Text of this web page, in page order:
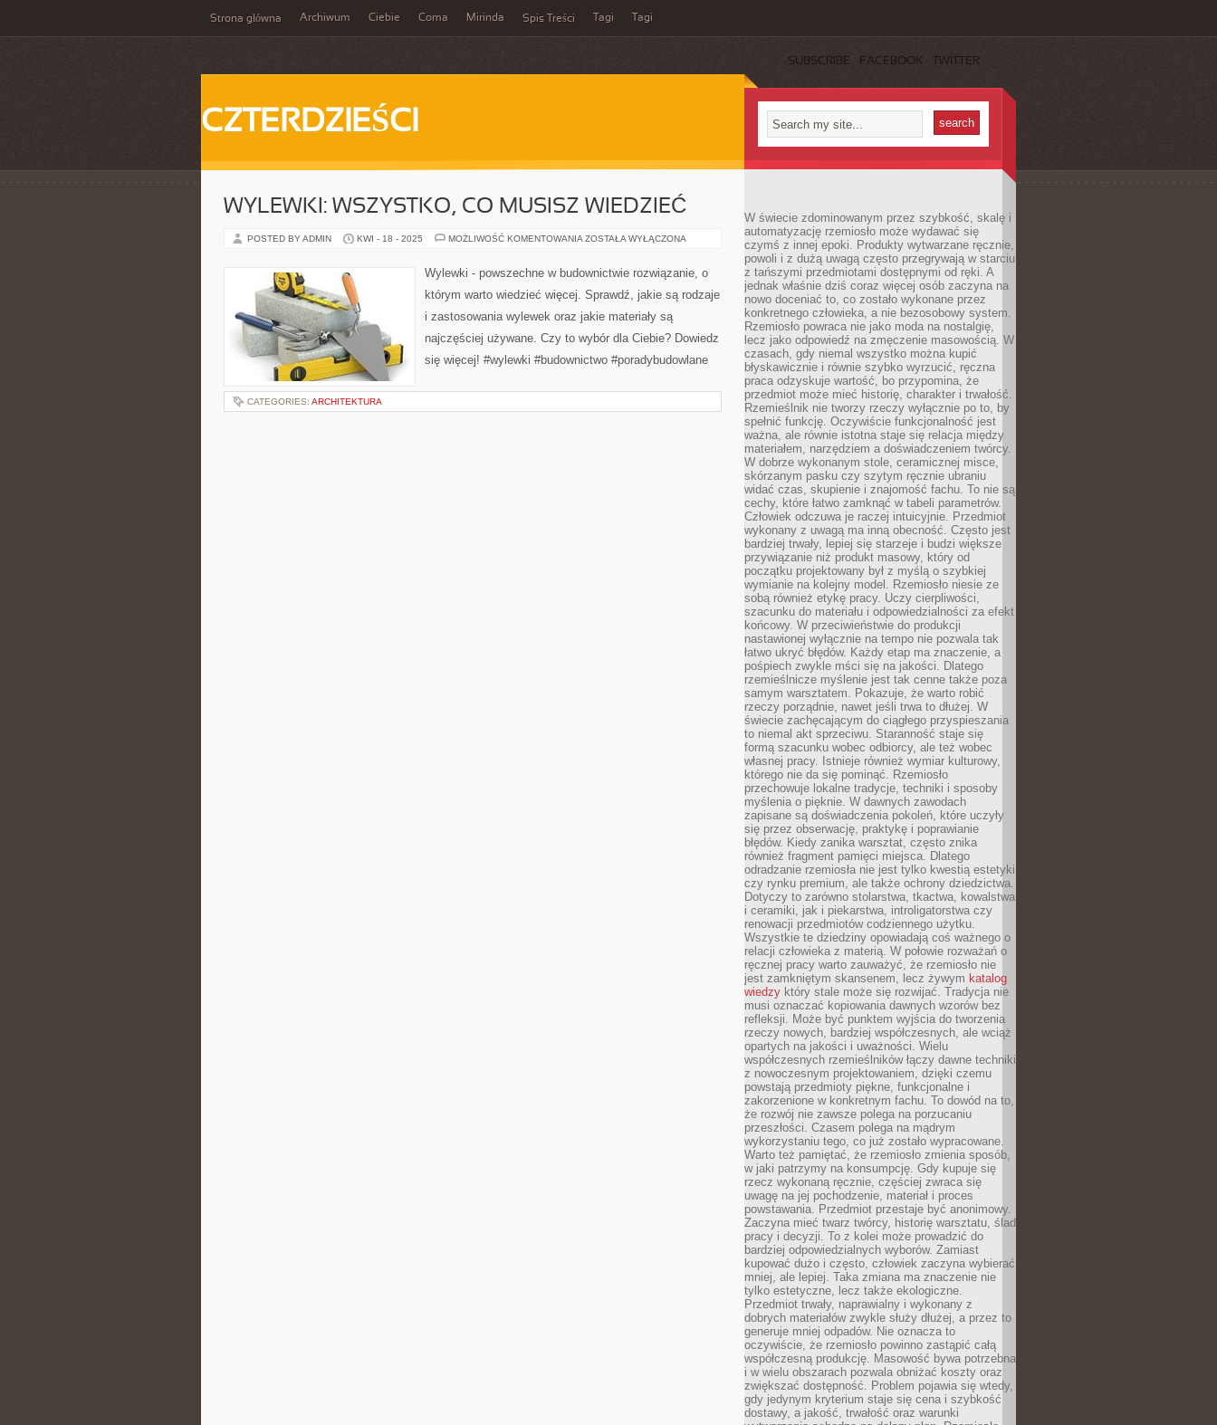
Strona główna Archiwum Ciebie Coma Mirinda Spis Treści Tagi Tagi
SUBSCRIBE FACEBOOK TWITTER
CZTERDZIEŚCI
WYLEWKI: WSZYSTKO, CO MUSISZ WIEDZIEĆ
POSTED BY ADMIN KWI - 18 - 2025 MOŻLIWOŚĆ KOMENTOWANIA WYLEWKI:
MUSISZ
WIEDZIEĆ
ZOSTAŁA WYŁĄCZONA
Wylewki - powszechne w budownictwie rozwiązanie, o
którym warto wiedzieć więcej. Sprawdź, jakie są rodzaje
i zastosowania wylewek oraz jakie materiały są
najczęściej używane. Czy to wybór dla Ciebie? Dowiedz
się więcej! #wylewki #budownictwo #poradybudowlane
CATEGORIES: ARCHITEKTURA
W świecie zdominowanym przez szybkość, skalę i
automatyzację rzemiosło może wydawać się
czymś z innej epoki. Produkty wytwarzane ręcznie,
powoli i z dużą uwagą często przegrywają w starciu
z tańszymi przedmiotami dostępnymi od ręki. A
jednak właśnie dziś coraz więcej osób zaczyna na
nowo doceniać to, co zostało wykonane przez
konkretnego człowieka, a nie bezosobowy system.
Rzemiosło powraca nie jako moda na nostalgię,
lecz jako odpowiedź na zmęczenie masowością. W
czasach, gdy niemal wszystko można kupić
błyskawicznie i równie szybko wyrzucić, ręczna
praca odzyskuje wartość, bo przypomina, że
przedmiot może mieć historię, charakter i trwałość.
Rzemieślnik nie tworzy rzeczy wyłącznie po to, by
spełnić funkcję. Oczywiście funkcjonalność jest
ważna, ale równie istotna staje się relacja między
materiałem, narzędziem a doświadczeniem twórcy.
W dobrze wykonanym stole, ceramicznej misce,
skórzanym pasku czy szytym ręcznie ubraniu
widać czas, skupienie i znajomość fachu. To nie są
cechy, które łatwo zamknąć w tabeli parametrów.
Człowiek odczuwa je raczej intuicyjnie. Przedmiot
wykonany z uwagą ma inną obecność. Często jest
bardziej trwały, lepiej się starzeje i budzi większe
przywiązanie niż produkt masowy, który od
początku projektowany był z myślą o szybkiej
wymianie na kolejny model. Rzemiosło niesie ze
sobą również etykę pracy. Uczy cierpliwości,
szacunku do materiału i odpowiedzialności za efekt
końcowy. W przeciwieństwie do produkcji
nastawionej wyłącznie na tempo nie pozwala tak
łatwo ukryć błędów. Każdy etap ma znaczenie, a
pośpiech zwykle mści się na jakości. Dlatego
rzemieślnicze myślenie jest tak cenne także poza
samym warsztatem. Pokazuje, że warto robić
rzeczy porządnie, nawet jeśli trwa to dłużej. W
świecie zachęcającym do ciągłego przyspieszania
to niemal akt sprzeciwu. Staranność staje się
formą szacunku wobec odbiorcy, ale też wobec
własnej pracy. Istnieje również wymiar kulturowy,
którego nie da się pominąć. Rzemiosło
przechowuje lokalne tradycje, techniki i sposoby
myślenia o pięknie. W dawnych zawodach
zapisane są doświadczenia pokoleń, które uczyły
się przez obserwację, praktykę i poprawianie
błędów. Kiedy zanika warsztat, często znika
również fragment pamięci miejsca. Dlatego
odradzanie rzemiosła nie jest tylko kwestią estetyki
czy rynku premium, ale także ochrony dziedzictwa.
Dotyczy to zarówno stolarstwa, tkactwa, kowalstwa
i ceramiki, jak i piekarstwa, introligatorstwa czy
renowacji przedmiotów codziennego użytku.
Wszystkie te dziedziny opowiadają coś ważnego o
relacji człowieka z materią. W połowie rozważań o
ręcznej pracy warto zauważyć, że rzemiosło nie
jest zamkniętym skansenem, lecz żywym katalog
wiedzy który stale może się rozwijać. Tradycja nie
musi oznaczać kopiowania dawnych wzorów bez
refleksji. Może być punktem wyjścia do tworzenia
rzeczy nowych, bardziej współczesnych, ale wciąż
opartych na jakości i uważności. Wielu
współczesnych rzemieślników łączy dawne techniki
z nowoczesnym projektowaniem, dzięki czemu
powstają przedmioty piękne, funkcjonalne i
zakorzenione w konkretnym fachu. To dowód na to,
że rozwój nie zawsze polega na porzucaniu
przeszłości. Czasem polega na mądrym
wykorzystaniu tego, co już zostało wypracowane.
Warto też pamiętać, że rzemiosło zmienia sposób,
w jaki patrzymy na konsumpcję. Gdy kupuje się
rzecz wykonaną ręcznie, częściej zwraca się
uwagę na jej pochodzenie, materiał i proces
powstawania. Przedmiot przestaje być anonimowy.
Zaczyna mieć twarz twórcy, historię warsztatu, ślad
pracy i decyzji. To z kolei może prowadzić do
bardziej odpowiedzialnych wyborów. Zamiast
kupować dużo i często, człowiek zaczyna wybierać
mniej, ale lepiej. Taka zmiana ma znaczenie nie
tylko estetyczne, lecz także ekologiczne.
Przedmiot trwały, naprawialny i wykonany z
dobrych materiałów zwykle służy dłużej, a przez to
generuje mniej odpadów. Nie oznacza to
oczywiście, że rzemiosło powinno zastąpić całą
współczesną produkcję. Masowość bywa potrzebna
i w wielu obszarach pozwala obniżać koszty oraz
zwiększać dostępność. Problem pojawia się wtedy,
gdy jedynym kryterium staje się cena i szybkość
dostawy, a jakość, trwałość oraz warunki